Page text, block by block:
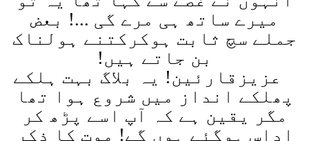
میرے ساتھ ہی مرے گی ...! بعض
جملے سچ ثابت ہوکرکتنے ہولناک
بن جاتے ہیں !
عزیزقارئین! یہ بلاگ بہت ہلکے
پھلکے انداز میں شروع ہوا تھا
مگر یقین ہے کہ آپ اسے پڑھ کر
اداس ہوگئے ہوں گے! موت کا ذکر